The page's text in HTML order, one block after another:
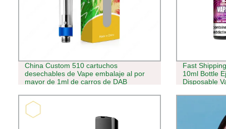
China Custom 510 cartuchos
desechables de Vape embalaje al por
mayor de 1ml de carros de DAB
Fast
10ml Bottle
Disposable